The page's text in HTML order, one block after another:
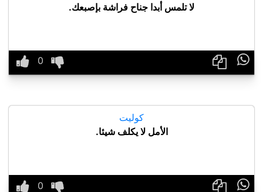
لا تلمس أبدا جناح فراشة بإصبعك.

كوليت
الأمل لا يكلف شيئا.
